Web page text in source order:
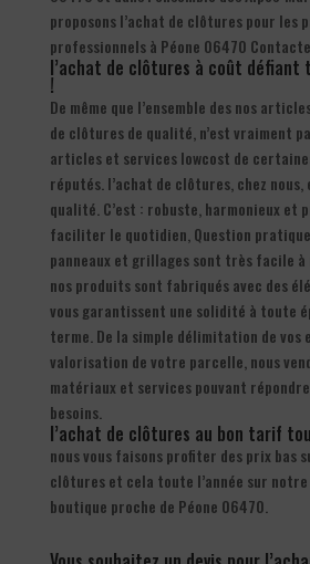
proposons l’achat de clôtures pour les
professionnels à Péone 06470
l’achat de clôtures à coût défiant
!
De même que l’ensemble des nos
de clôtures de qualité, n’est vraiment
articles et services lowcost de
réputés. l’achat de clôtures, chez nous,
qualité. C’est : robuste, harmonieux et
faciliter le quotidien, Question
panneaux et grillages sont très facile à
nos produits sont fabriqués avec des
vous garantissent une solidité à toute
terme. De la simple délimitation de vos
valorisation de votre parcelle, nous
matériaux et services pouvant
besoins.
l’achat de clôtures au bon tarif
nous vous faisons profiter des prix bas
clôtures et cela toute l’année sur notre
boutique proche de Péone 06470.